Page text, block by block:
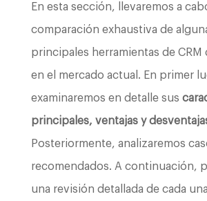
En esta sección, llevaremos a
comparación exhaustiva de
principales herramientas de
en el mercado actual. En primer
examinaremos en detalle sus
principales, ventajas y
Posteriormente, analizaremos
recomendados. A continuación,
una revisión detallada de cada